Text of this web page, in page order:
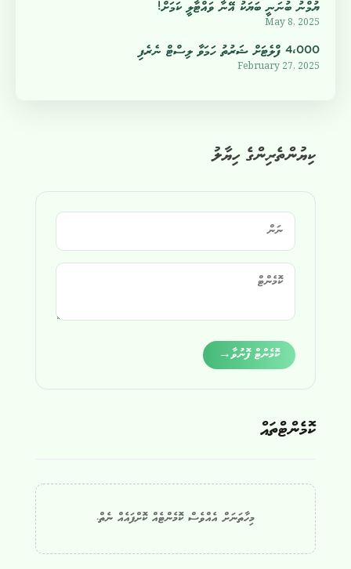
ކިޔުންތެރިންގެ ހިޔާލު
ކޮމެންޓް ފޮނުވާ→
ކޮމެންޓްތައް
މިހާތަނަށް އެއްވެސް ކޮމެންޓެއް ކޮށްފައެއް ނެތް.
ޔުމްނު ބުނަނީ ބަޔަކު އޭނާ ވައްޓާލީ ކަމަށް!
May 8, 2025
4،000 ފްލެޓަށް ޝަރުތު ހަމަވާ ލިސްޓް ނެރެފި
February 27, 2025